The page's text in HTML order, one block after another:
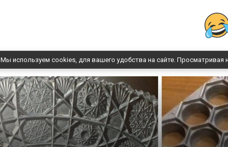
Мы используем cookies, для вашего удобства на сайте.